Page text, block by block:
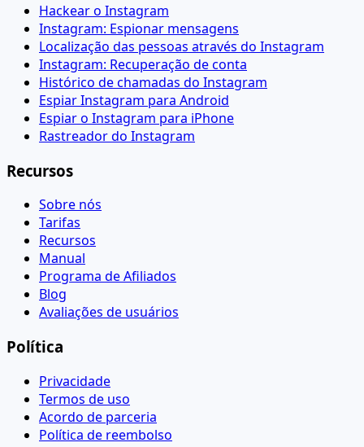
Hackear o Instagram
Instagram: Espionar mensagens
Localização das pessoas através do Instagram
Instagram: Recuperação de conta
Histórico de chamadas do Instagram
Espiar Instagram para Android
Espiar o Instagram para iPhone
Rastreador do Instagram
Recursos
Sobre nós
Tarifas
Recursos
Manual
Programa de Afiliados
Blog
Avaliações de usuários
Política
Privacidade
Termos de uso
Acordo de parceria
Política de reembolso